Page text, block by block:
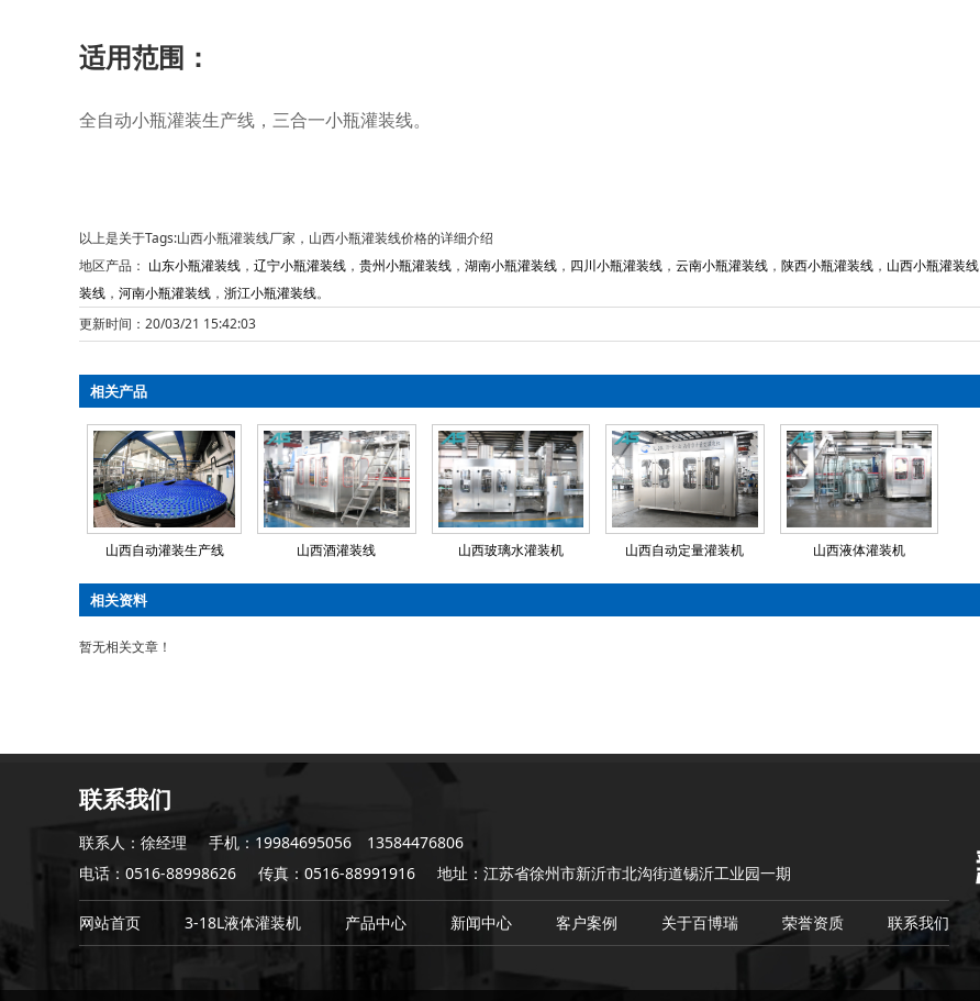
适用范围：
全自动小瓶灌装生产线，三合一小瓶灌装线。
以上是关于Tags:山西小瓶灌装线厂家，山西小瓶灌装线价格的详细介绍
地区产品： 山东小瓶灌装线 ， 辽宁小瓶灌装线 ， 贵州小瓶灌装线 ， 湖南小瓶灌装线 ， 四川小瓶灌装线 ， 云南小瓶灌装线 ， 陕西小瓶灌装线 ， 山西小瓶灌装线
装线 ， 河南小瓶灌装线 ， 浙江小瓶灌装线。
更新时间：20/03/21 15:42:03
相关产品
山西自动灌装生产线 山西酒灌装线 山西玻璃水灌装机 山西自动定量灌装机 山西液体灌装机
相关资料
暂无相关文章！
联系我们
联系人：徐经理
手机：19984695056 13584476806
电话：0516-88998626
传真：0516-88991916 地址：江苏省徐州市新沂市北沟街道锡沂工业园一期
网站首页 3-18L液体灌装机 产品中心 新闻中心 客户案例 关于百博瑞 荣誉资质 联系我们